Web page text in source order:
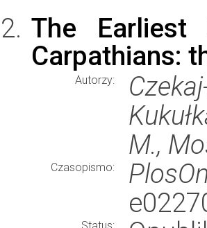
The Earliest
Carpathians:
Autorzy:
M.,
Czasopismo: